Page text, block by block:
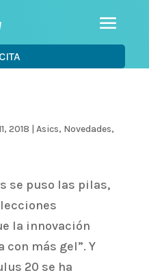
2018 | Asics, Novedades,
se puso las pilas,
la innovación
más gel”. Y
20 se ha